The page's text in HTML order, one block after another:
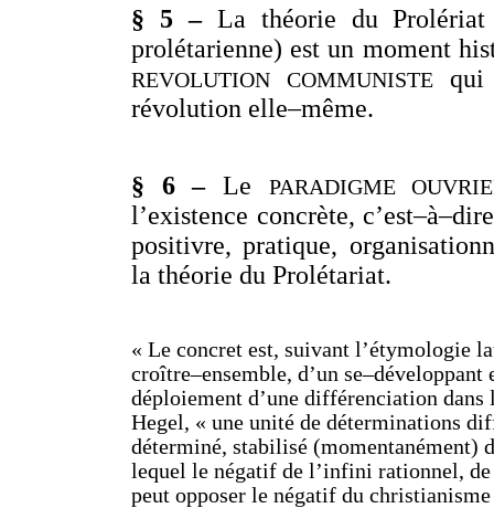
§ 5 –La théorie du
prolétarienne) est un moment
REVOLUTION COMMUNISTEqui
révolution elle–même.
§ 6 – Le PARADIGME
l’existence concrète,
positivre, pratique,
la théorie du Prolétariat.
« Le concret est, suivant l’étymologie
croître–ensemble, d’un se–développant
déploiement d’une différenciation
Hegel, « une unité de déterminations
déterminé, stabilisé (momentanément)
lequel le négatif de l’infini rationnel,
peut opposer le négatif du